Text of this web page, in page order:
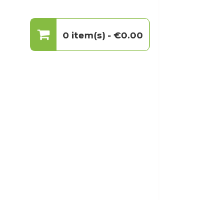
0 item(s) -€0.00